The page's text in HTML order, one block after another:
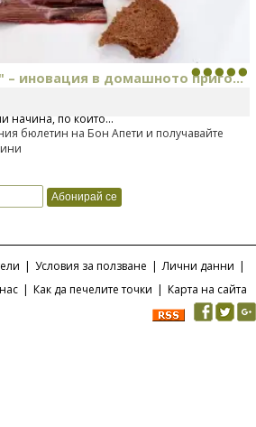
– иновация в домашното приго...
предлагането на изцяло нов
начина, по който...
бюлетин на Бон Апети и получавайте
| Условия за ползване | Лични данни |
| Как да печелите точки | Карта на сайта